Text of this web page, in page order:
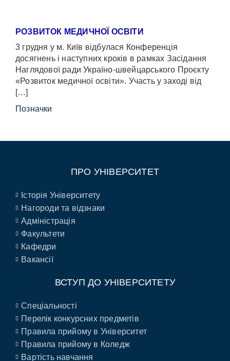
РОЗВИТОК МЕДИЧНОЇ ОСВІТИ
3 грудня у м. Київ відбулася Конференція
досягнень і наступних кроків в рамках Засідання
Наглядової ради Україно-швейцарського Проєкту
«Розвиток медичної освіти». Участь у заході від
[…]
Позначки
ПРО УНІВЕРСИТЕТ
Історія Університету
Нагороди та відзнаки
Адміністрація
Факультети
Кафедри
Вакансії
ВСТУП ДО УНІВЕРСИТЕТУ
Спеціальності
Перелік конкурсних предметів
Правила прийому в Університет
Правила прийому в Коледж
Вартість навчання